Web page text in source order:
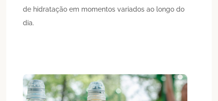
de hidratação em momentos variados ao longo do
dia.